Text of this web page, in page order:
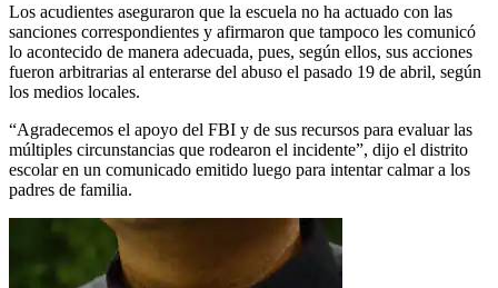
Los acudientes aseguraron que la escuela no ha actuado con las
sanciones correspondientes y afirmaron que tampoco les comunicó
lo acontecido de manera adecuada, pues, según ellos, sus acciones
fueron arbitrarias al enterarse del abuso el pasado 19 de abril, según
los medios locales.
“Agradecemos el apoyo del FBI y de sus recursos para evaluar las
múltiples circunstancias que rodearon el incidente”, dijo el distrito
escolar en un comunicado emitido luego para intentar calmar a los
padres de familia.